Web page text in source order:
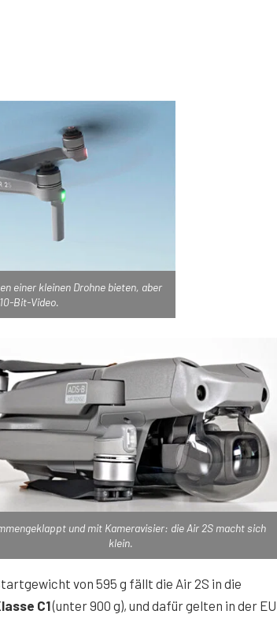
einer kleinen Drohne bieten, aber
Bit-Video.
und mit Kameravisier: die Air 2S macht sich
klein.
von 595 g fällt die Air 2S in die
C1(unter 900 g), und dafür gelten in der EU